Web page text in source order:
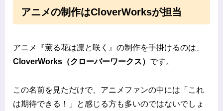
アニメの制作はCloverWorksが担当
アニメ『薫る花は凛と咲く』の制作を手掛けるのは、
CloverWorks（クローバーワークス） です。
この名前を見ただけで、アニメファンの中には「これ
は期待できる！」と感じる方も多いのではないでしょ